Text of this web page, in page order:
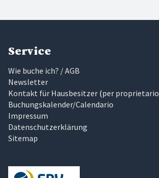
Service
Wie buche ich? / AGB
Newsletter
Kontakt für Hausbesitzer (per proprietario
Buchungskalender/Calendario
Impressum
Datenschutzerklärung
Sitemap